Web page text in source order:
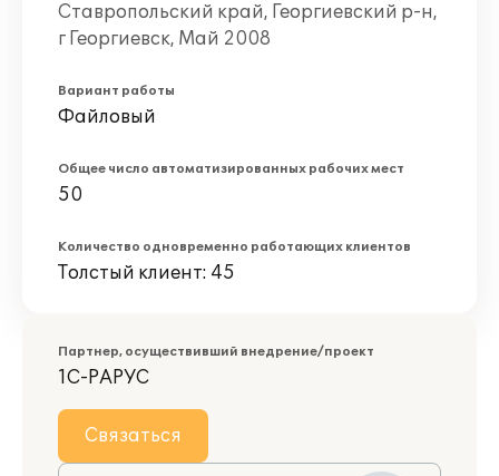
Ставропольский край, Георгиевский р-н,
г Георгиевск, Май 2008
Вариант работы
Файловый
Общее число автоматизированных рабочих мест
50
Количество одновременно работающих клиентов
Толстый клиент: 45
Партнер, осуществивший внедрение/проект
1С-РАРУС
Связаться